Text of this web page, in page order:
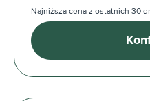
Najniższa cena z ostatnich 30